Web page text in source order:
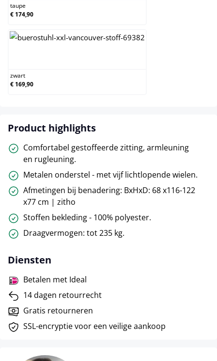
taupe
€ 174,90
zwart
€ 169,90
Product highlights
Comfortabel gestoffeerde zitting, armleuning
en rugleuning.
Metalen onderstel - met vijf lichtlopende wielen.
Afmetingen bij benadering: BxHxD: 68 x116-122
x77 cm | zitho
Stoffen bekleding - 100% polyester.
Draagvermogen: tot 235 kg.
Diensten
Betalen met Ideal
14 dagen retourrecht
Gratis retourneren
SSL-encryptie voor een veilige aankoop